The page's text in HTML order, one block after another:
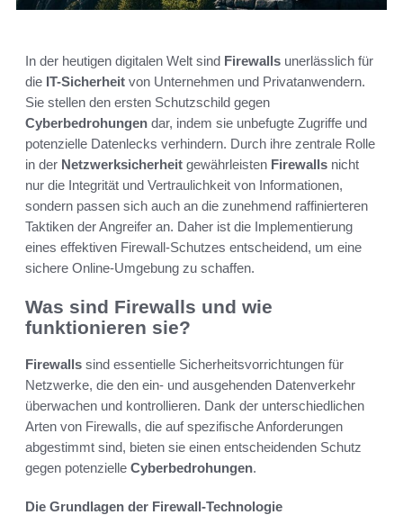
In der heutigen digitalen Welt sind Firewalls unerlässlich für
die IT-Sicherheit von Unternehmen und Privatanwendern.
Sie stellen den ersten Schutzschild gegen
Cyberbedrohungen dar, indem sie unbefugte Zugriffe und
potenzielle Datenlecks verhindern. Durch ihre zentrale Rolle
in der Netzwerksicherheit gewährleisten Firewalls nicht
nur die Integrität und Vertraulichkeit von Informationen,
sondern passen sich auch an die zunehmend raffinierteren
Taktiken der Angreifer an. Daher ist die Implementierung
eines effektiven Firewall-Schutzes entscheidend, um eine
sichere Online-Umgebung zu schaffen.
Was sind Firewalls und wie
funktionieren sie?
Firewalls sind essentielle Sicherheitsvorrichtungen für
Netzwerke, die den ein- und ausgehenden Datenverkehr
überwachen und kontrollieren. Dank der unterschiedlichen
Arten von Firewalls, die auf spezifische Anforderungen
abgestimmt sind, bieten sie einen entscheidenden Schutz
gegen potenzielle Cyberbedrohungen.
Die Grundlagen der Firewall-Technologie